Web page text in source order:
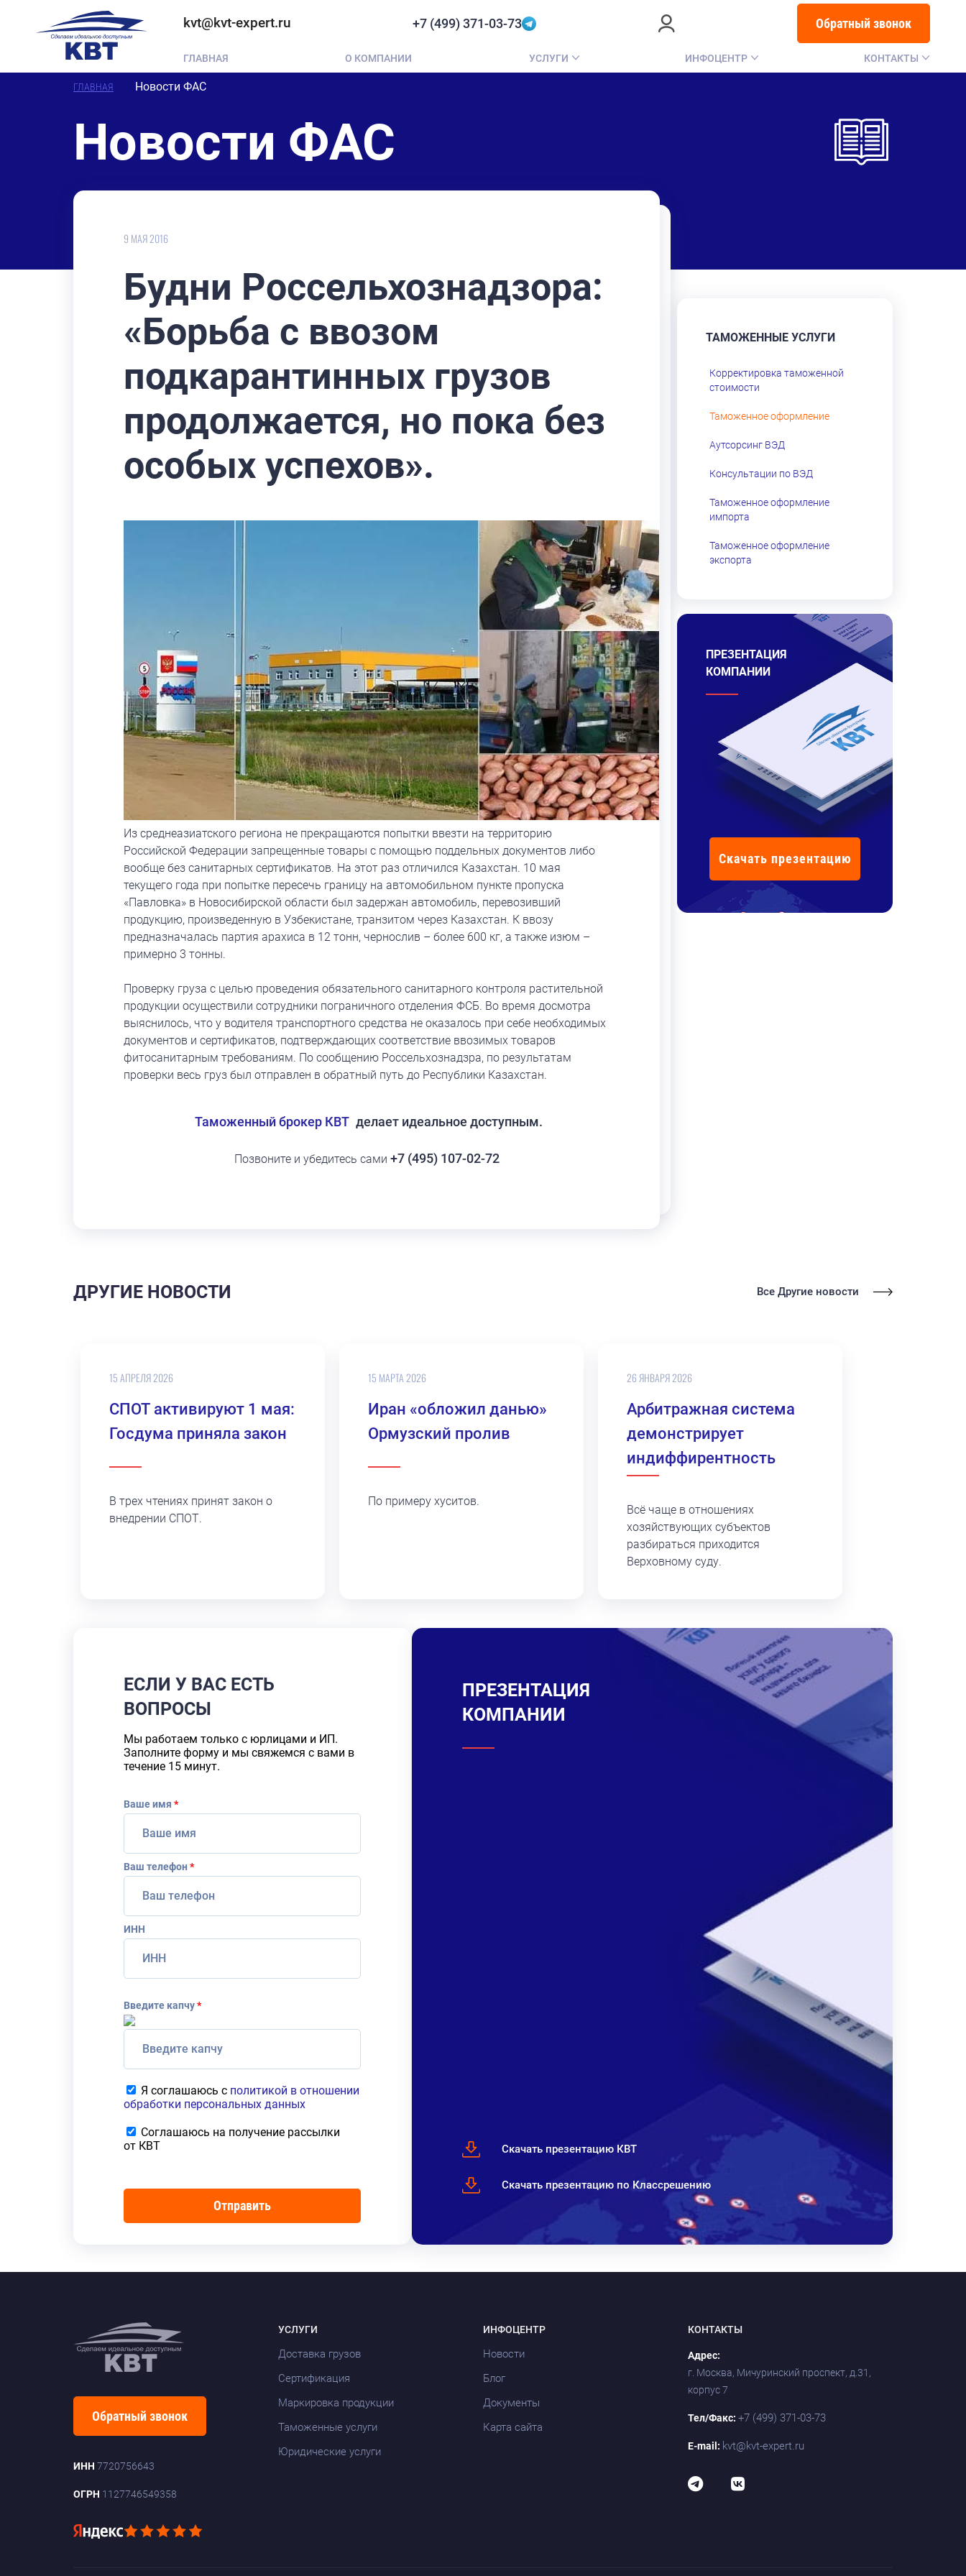
ГЛАВНАЯ О КОМПАНИИ УСЛУГИ ИНФОЦЕНТР КОНТАКТЫ
kvt@kvt-expert.ru +7 (499) 371-03-73 Обратный звонок
ГЛАВНАЯ Новости ФАС
Новости ФАС
9 МАЯ 2016
Будни Россельхознадзора:
«Борьба с ввозом
подкарантинных грузов
продолжается, но пока без
особых успехов».
Из среднеазиатского региона не прекращаются попытки ввезти на территорию
Российской Федерации запрещенные товары с помощью поддельных документов либо
вообще без санитарных сертификатов. На этот раз отличился Казахстан. 10 мая
текущего года при попытке пересечь границу на автомобильном пункте пропуска
«Павловка» в Новосибирской области был задержан автомобиль, перевозивший
продукцию, произведенную в Узбекистане, транзитом через Казахстан. К ввозу
предназначалась партия арахиса в 12 тонн, чернослив – более 600 кг, а также изюм –
примерно 3 тонны.
Проверку груза с целью проведения обязательного санитарного контроля растительной
продукции осуществили сотрудники пограничного отделения ФСБ. Во время досмотра
выяснилось, что у водителя транспортного средства не оказалось при себе необходимых
документов и сертификатов, подтверждающих соответствие ввозимых товаров
фитосанитарным требованиям. По сообщению Россельхознадзра, по результатам
проверки весь груз был отправлен в обратный путь до Республики Казахстан.
Таможенный брокер КВТ делает идеальное доступным.
Позвоните и убедитесь сами +7 (495) 107-02-72
ТАМОЖЕННЫЕ УСЛУГИ
Корректировка таможенной
стоимости
Таможенное оформление
Аутсорсинг ВЭД
Консультации по ВЭД
Таможенное оформление
импорта
Таможенное оформление
экспорта
ПРЕЗЕНТАЦИЯ
КОМПАНИИ
Скачать презентацию
ДРУГИЕ НОВОСТИ Все Другие новости
15 АПРЕЛЯ 2026
СПОТ активируют 1 мая:
Госдума приняла закон
В трех чтениях принят закон о
внедрении СПОТ.
15 МАРТА 2026
Иран «обложил данью»
Ормузский пролив
По примеру хуситов.
26 ЯНВАРЯ 2026
Арбитражная система
демонстрирует
индиффирентность
Всё чаще в отношениях
хозяйствующих субъектов
разбираться приходится
Верховному суду.
ЕСЛИ У ВАС ЕСТЬ
ВОПРОСЫ
Мы работаем только с юрлицами и ИП.
Заполните форму и мы свяжемся с вами в
течение 15 минут.
Ваше имя *
Ваш телефон*
ИНН
Введите капчу*
Я соглашаюсь с политикой в отношении
обработки персональных данных
Соглашаюсь на получение рассылки
от КВТ
ПРЕЗЕНТАЦИЯ
КОМПАНИИ
Скачать презентацию КВТ
Скачать презентацию по Классрешению
Обратный звонок
ИНН 7720756643
ОГРН 1127746549358
УСЛУГИ
Доставка грузов
Сертификация
Маркировка продукции
Таможенные услуги
Юридические услуги
ИНФОЦЕНТР
Новости
Блог
Документы
Карта сайта
КОНТАКТЫ
Адрес:
г. Москва, Мичуринский проспект, д.31,
корпус 7
Тел/Факс: +7 (499) 371-03-73
E-mail: kvt@kvt-expert.ru